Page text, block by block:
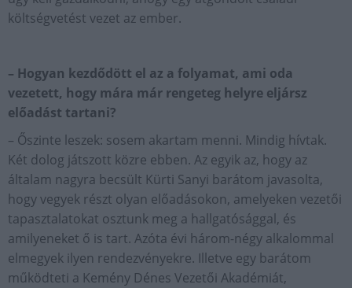
költségvetést vezet az ember.
– Hogyan kezdődött el az a folyamat, ami oda
vezetett, hogy mára már rengeteg helyre eljársz
előadást tartani?
– Őszinte leszek: sosem akartam menni. Mindig hívtak.
Két dolog játszott közre ebben. Az egyik az, hogy az
általam nagyra becsült Kürti Sanyi barátom javasolta,
hogy vegyek részt olyan előadásokon, amelyeken vezetői
tapasztalatokat osztunk meg a hallgatósággal, és
amilyeneket ő is tart. Azóta évi három-négy alkalommal
elmegyek ilyen rendezvényekre. Illetve egy barátom
működteti a Kemény Dénes Vezetői Akadémiát,